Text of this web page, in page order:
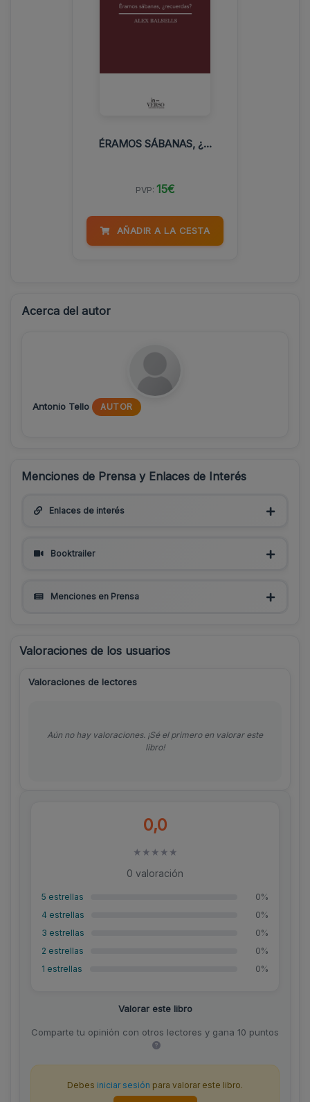
ÉRAMOS SÁBANAS, ¿...
PVP: 15€
AÑADIR A LA CESTA
Acerca del autor
Antonio Tello AUTOR
Menciones de Prensa y Enlaces de Interés
Enlaces de interés
Booktrailer
Menciones en Prensa
Valoraciones de los usuarios
0,0
★ ★ ★ ★ ★
0 valoración
5 estrellas
0%
4 estrellas
0%
3 estrellas
0%
2 estrellas
0%
1 estrellas
0%
Valorar este libro
Comparte tu opinión con otros lectores y gana 10 puntos
Debes iniciar sesión para valorar este libro.
Valoraciones de lectores
Aún no hay valoraciones. ¡Sé el primero en valorar este
libro!